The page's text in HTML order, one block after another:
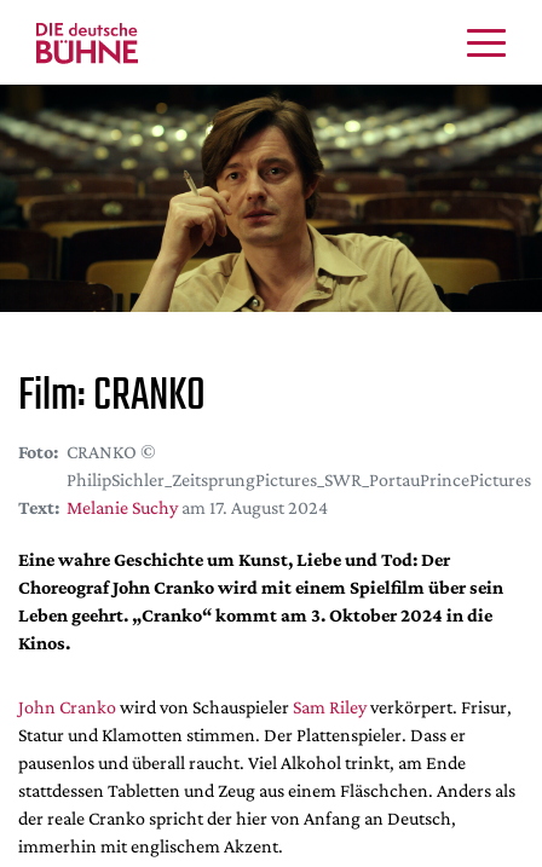
Kritiken
Schauspiel
Musiktheater
Tanz
Crossover
Bühnenwelt
Menschen & Theater
Themen
Internationales
Nachrufe
Medientipps
DdB-map
Kalender
Premierensuche
Hefte
Alle Hefte
Leseproben
Podcast
Film: CRANKO
Foto: CRANKO ©
PhilipSichler_ZeitsprungPictures_SWR_PortauPrincePictures
Text: Melanie Suchyam 17. August 2024
Eine wahre Geschichte um Kunst, Liebe und Tod: Der
Choreograf John Cranko wird mit einem Spielfilm über sein
Leben geehrt. „Cranko“ kommt am 3. Oktober 2024 in die
Kinos.
John Crankowird von SchauspielerSam Rileyverkörpert. Frisur,
Statur und Klamotten stimmen. Der Plattenspieler. Dass er
pausenlos und überall raucht. Viel Alkohol trinkt, am Ende
stattdessen Tabletten und Zeug aus einem Fläschchen. Anders als
der reale Cranko spricht der hier von Anfang an Deutsch,
immerhin mit englischem Akzent.